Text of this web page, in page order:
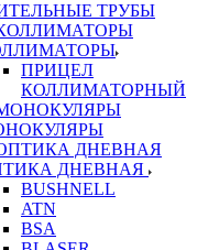
ТРУБЫ
ПРИЦЕЛ
КОЛЛИМАТОРНЫЙ
ДНЕВНАЯ
BUSHNELL
ATN
BSA